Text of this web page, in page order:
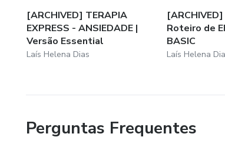
[ARCHIVED] TERAPIA
EXPRESS - ANSIEDADE |
Versão Essential
Laís Helena Dias
Roteiro de
BASIC
Laís Helena
Perguntas Frequentes